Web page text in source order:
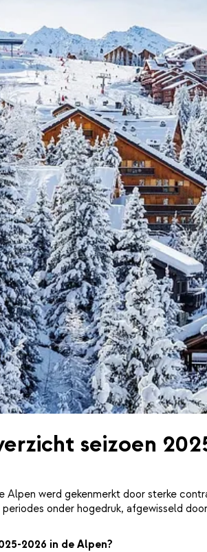
seizoen
Alpen werd gekenmerkt door sterke
onder hogedruk, afgewisseld
2026 in de Alpen?